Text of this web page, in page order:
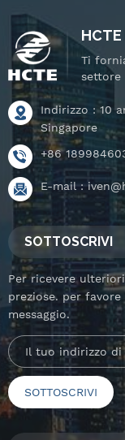
HCTE
Ti
settore
Indirizzo : 10
Singapore
+86
E-mail :
SOTTOSCRIVI
Per ricevere
preziose. per
messaggio.